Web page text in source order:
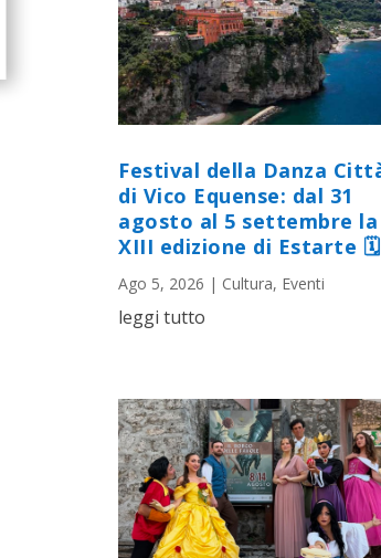
Festival della Danza
di Vico Equense: dal 31
agosto al 5 settembre la
XIII edizione di Estarte 🗓
Ago 5, 2026 | Cultura, Eventi
leggi tutto